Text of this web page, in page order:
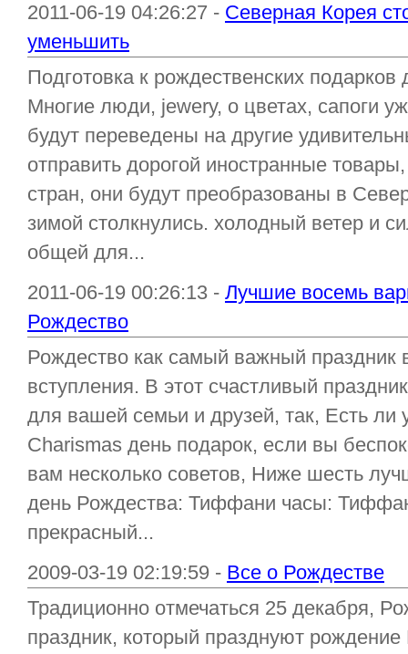
2011-06-19 04:26:27 - Северная Корея
уменьшить
Подготовка к рождественских
Многие люди, jewery, о цветах, сапоги
будут переведены на другие
отправить дорогой иностранные
стран, они будут преобразованы в
зимой столкнулись. холодный ветер и
общей для...
2011-06-19 00:26:13 - Лучшие восемь
Рождество
Рождество как самый важный праздник
вступления. В этот счастливый
для вашей семьи и друзей, так, Есть ли
Charismas день подарок, если вы
вам несколько советов, Ниже шесть
день Рождества: Тиффани часы:
прекрасный...
2009-03-19 02:19:59 - Все о Рождестве
Традиционно отмечаться 25 декабря,
праздник, который празднуют